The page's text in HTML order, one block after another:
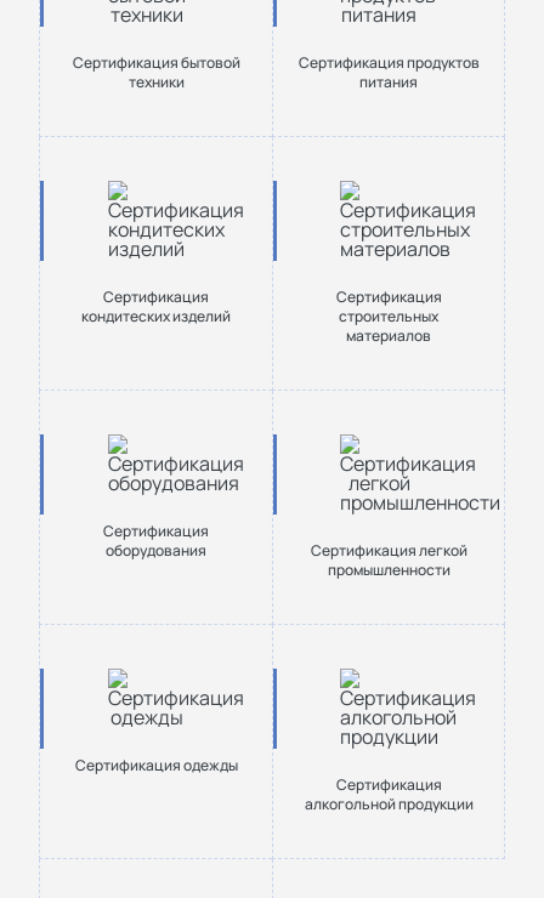
Сертификация бытовой
техники
Сертификация продуктов
питания
Сертификация
кондитеских изделий
Сертификация
строительных
материалов
Сертификация
оборудования
Сертификация легкой
промышленности
Сертификация одежды
Сертификация
алкогольной продукции